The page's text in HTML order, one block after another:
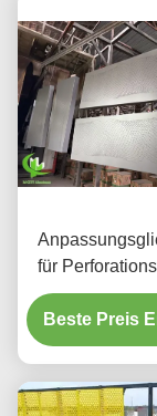
für
aus
Beste Preis